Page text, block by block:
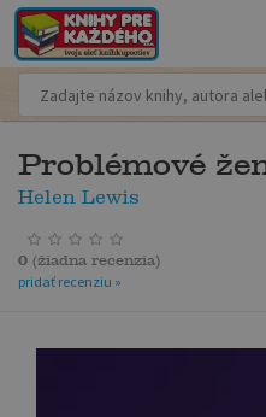
Problémové
Helen Lewis
0 (žiadna recenzia)
pridať recenziu »